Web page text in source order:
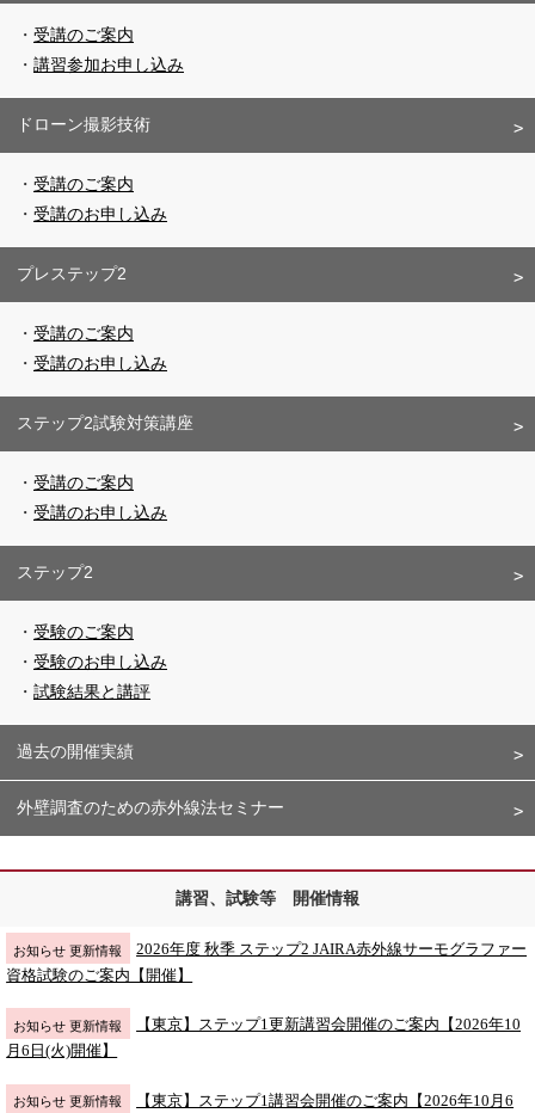
受講のご案内
講習参加お申し込み
ドローン撮影技術
受講のご案内
受講のお申し込み
プレステップ2
受講のご案内
受講のお申し込み
ステップ2試験対策講座
受講のご案内
受講のお申し込み
ステップ2
受験のご案内
受験のお申し込み
試験結果と講評
過去の開催実績
外壁調査のための赤外線法セミナー
講習、試験等 開催情報